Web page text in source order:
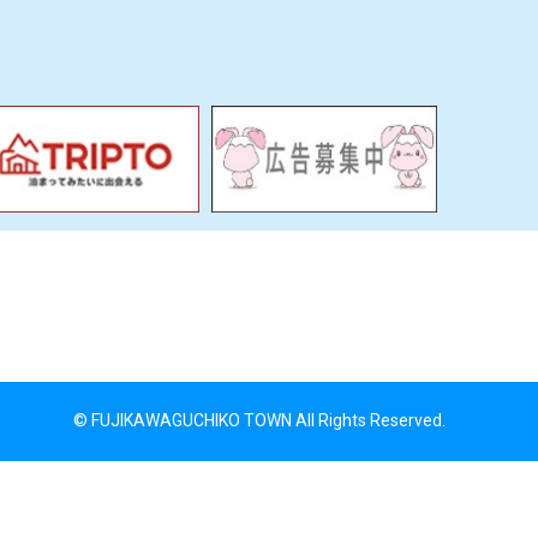
© FUJIKAWAGUCHIKO TOWN All Rights Reserved.